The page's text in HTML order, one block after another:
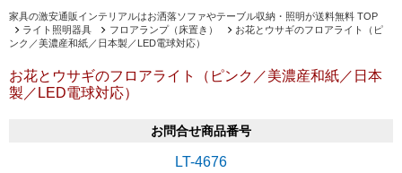
家具の激安通販インテリアルはお洒落ソファやテーブル収納・照明が送料無料 TOP
ライト照明器具
フロアランプ（床置き）
お花とウサギのフロアライト（ピ
ンク／美濃産和紙／日本製／LED電球対応）
お花とウサギのフロアライト（ピンク／美濃産和紙／日本
製／LED電球対応）
お問合せ商品番号
LT-4676